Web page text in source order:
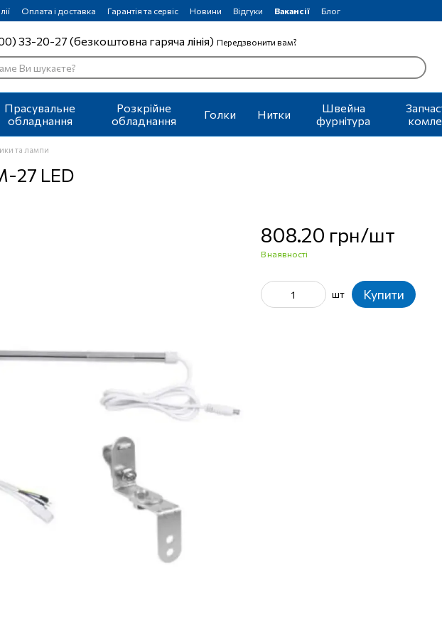
Оплата і доставка Гарантія та сервіс Новини Відгуки Вакансії Блог
33-20-27 (безкоштовна гаряча лінія) Передзвонити вам?
Прасувальне
обладнання
Розкрійне
обладнання
Голки Нитки
Швейна
фурнітура
та лампи
27 LED
808.20 грн/шт
В наявності
шт Купити